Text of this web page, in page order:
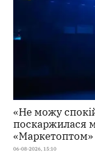
«Не можу
поскаржилася
«Маркетоптом»
06-08-2026, 15:10